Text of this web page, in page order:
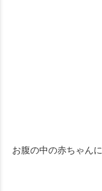
お腹の中の赤ちゃん